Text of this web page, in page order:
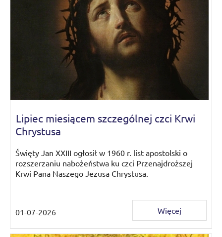
Lipiec miesiącem szczególnej czci Krwi
Chrystusa
Święty Jan XXIII ogłosił w 1960 r. list apostolski o
rozszerzaniu nabożeństwa ku czci Przenajdroższej
Krwi Pana Naszego Jezusa Chrystusa.
01-07-2026 Więcej